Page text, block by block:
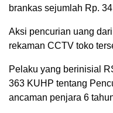
brankas sejumlah Rp.
Aksi pencurian uang
rekaman CCTV toko
Pelaku yang berinisial
363 KUHP tentang
ancaman penjara 6